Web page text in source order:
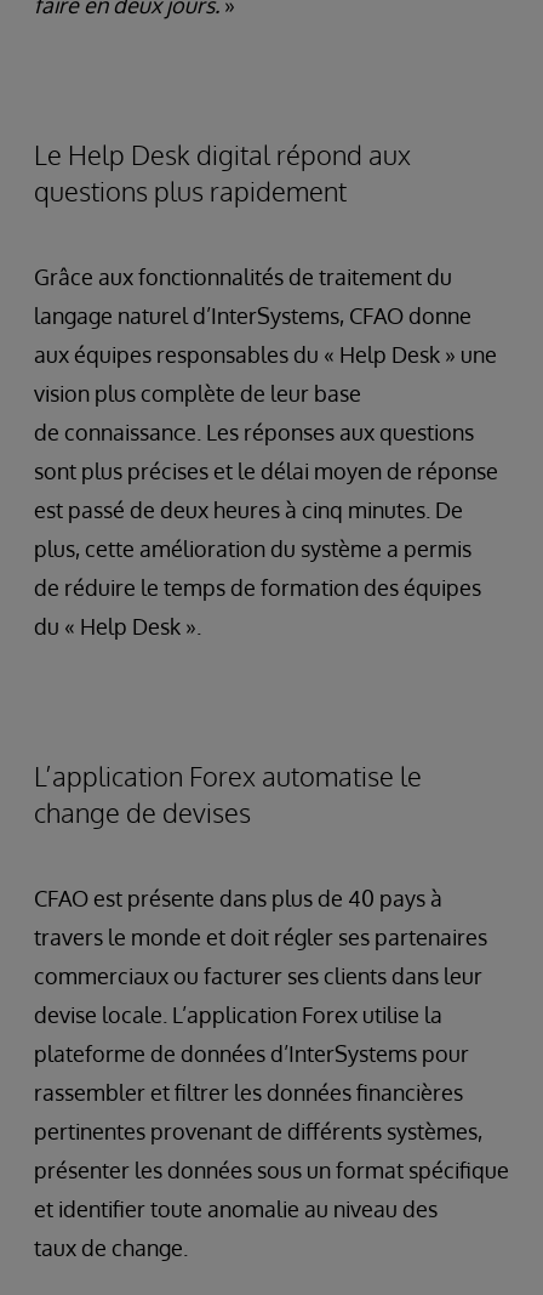
Le Help Desk digital répond aux
questions plus rapidement
Grâce aux fonctionnalités de traitement du
langage naturel d’InterSystems, CFAO donne
aux équipes responsables du « Help Desk » une
vision plus complète de leur base
de connaissance. Les réponses aux questions
sont plus précises et le délai moyen de réponse
est passé de deux heures à cinq minutes. De
plus, cette amélioration du système a permis
de réduire le temps de formation des équipes
du « Help Desk ».
L’application Forex automatise le
change de devises
CFAO est présente dans plus de 40 pays à
travers le monde et doit régler ses partenaires
commerciaux ou facturer ses clients dans leur
devise locale. L’application Forex utilise la
plateforme de données d’InterSystems pour
rassembler et filtrer les données financières
pertinentes provenant de différents systèmes,
présenter les données sous un format spécifique
et identifier toute anomalie au niveau des
taux de change.